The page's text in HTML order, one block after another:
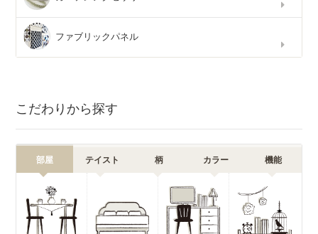
ファブリックパネル
こだわりから探す
部屋 テイスト 柄 カラー 機能